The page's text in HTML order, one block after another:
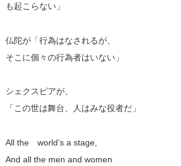
も起こらない」
仏陀が「行為はなされるが、
そこに個々の行為者はいない」
シェクスピアが、
「この世は舞台、人はみな役者だ」
All the world’s a stage,
And all the men and women